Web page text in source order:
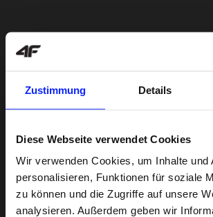
Zustimmung Details
Diese Webseite verwendet Cookies
Wir verwenden Cookies, um Inhalte und
personalisieren, Funktionen für soziale
zu können und die Zugriffe auf unsere
analysieren. Außerdem geben wir